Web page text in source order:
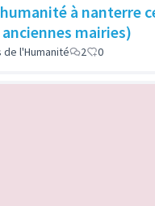
à nanterre
mairies)
de l'Humanité 2 0